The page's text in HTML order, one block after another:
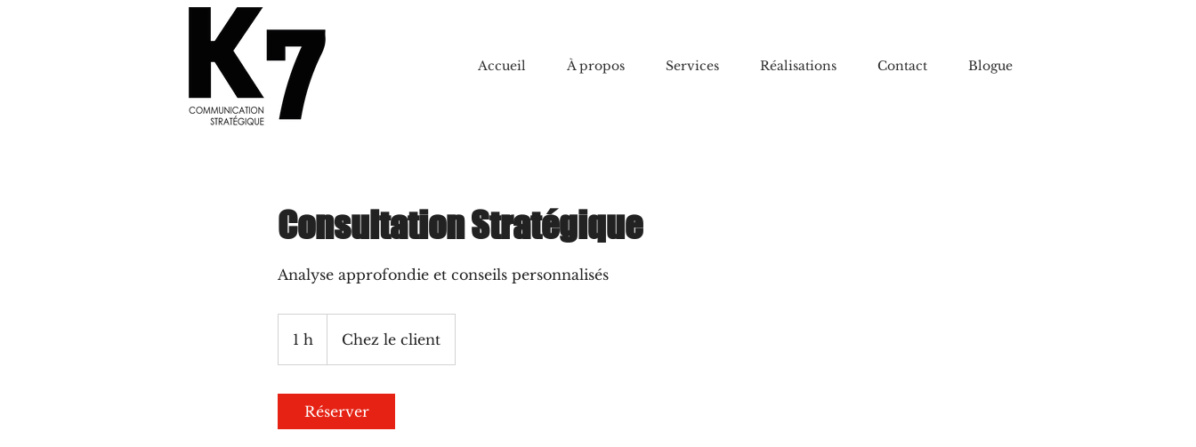
Accueil À propos Services Réalisations Contact Blogue
Consultation Stratégique
Analyse approfondie et conseils personnalisés
1 h Chez le client
Réserver